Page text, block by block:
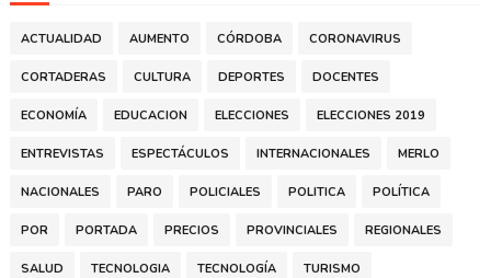
ACTUALIDAD AUMENTO CÓRDOBA CORONAVIRUS
CORTADERAS CULTURA DEPORTES DOCENTES
ECONOMÍA EDUCACION ELECCIONES ELECCIONES 2019
ENTREVISTAS ESPECTÁCULOS INTERNACIONALES MERLO
NACIONALES PARO POLICIALES POLITICA POLÍTICA
POR PORTADA PRECIOS PROVINCIALES REGIONALES
SALUD TECNOLOGIA TECNOLOGÍA TURISMO